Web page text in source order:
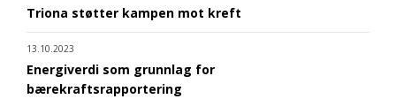
Triona støtter kampen mot kreft
13.10.2023
Energiverdi som grunnlag for
bærekraftsrapportering